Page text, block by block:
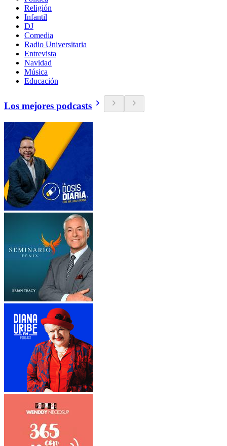
Religión
Infantil
DJ
Comedia
Radio Universitaria
Entrevista
Navidad
Música
Educación
Los mejores podcasts